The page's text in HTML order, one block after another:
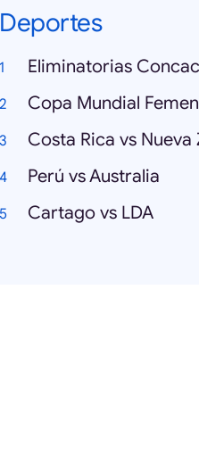
Deportes
Eliminatorias
Copa Mundial
Costa Rica vs Nueva
Perú vs Australia
Cartago vs LDA